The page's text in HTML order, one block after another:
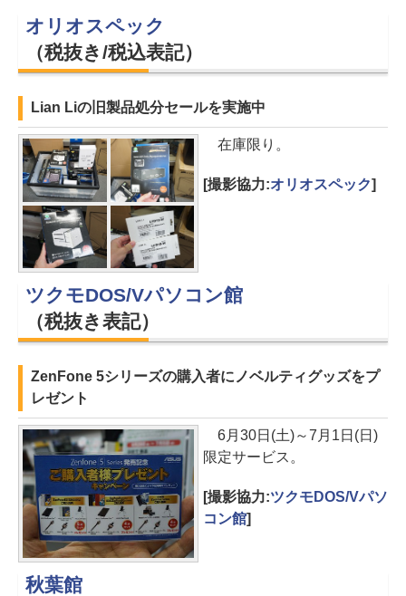
オリオスペック
（税抜き/税込表記）
Lian Liの旧製品処分セールを実施中
在庫限り。
[撮影協力:オリオスペック]
ツクモDOS/Vパソコン館
（税抜き表記）
ZenFone 5シリーズの購入者にノベルティグッズをプ
レゼント
6月30日(土)～7月1日(日)
限定サービス。
[撮影協力:ツクモDOS/Vパソ
コン館]
秋葉館